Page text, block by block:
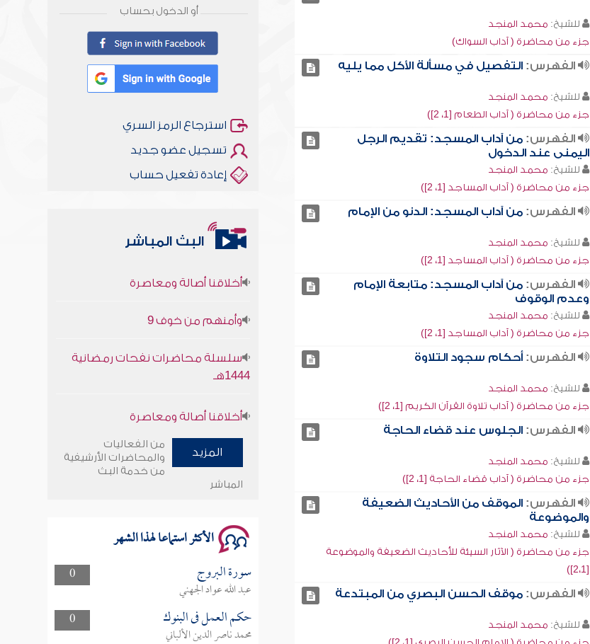
للشيخ: محمد المنجد
جزء من محاضرة ( آداب السواك)
الفهرس: التفصيل في مسألة الأكل مما يليه
للشيخ: محمد المنجد
جزء من محاضرة ( آداب الطعام [1، 2])
الفهرس: من آداب المسجد: تقديم الرجل
اليمنى عند الدخول
للشيخ: محمد المنجد
جزء من محاضرة ( آداب المساجد [1، 2])
الفهرس: من آداب المسجد: الدنو من الإمام
للشيخ: محمد المنجد
جزء من محاضرة ( آداب المساجد [1، 2])
الفهرس: من آداب المسجد: متابعة الإمام
وعدم الوقوف
للشيخ: محمد المنجد
جزء من محاضرة ( آداب المساجد [1، 2])
الفهرس: أحكام سجود التلاوة
للشيخ: محمد المنجد
جزء من محاضرة ( آداب تلاوة القرآن الكريم [1، 2])
الفهرس: الجلوس عند قضاء الحاجة
للشيخ: محمد المنجد
جزء من محاضرة ( آداب قضاء الحاجة [1، 2])
الفهرس: الموقف من الأحاديث الضعيفة
والموضوعة
للشيخ: محمد المنجد
جزء من محاضرة ( الآثار السيئة للأحاديث الضعيفة والموضوعة
[2،1])
الفهرس: موقف الحسن البصري من المبتدعة
للشيخ: محمد المنجد
أو الدخول بحساب
استرجاع الرمز السري
تسجيل عضو جديد
إعادة تفعيل حساب
البث المباشر
1444هـ
سلسلة محاضرات نفحات رمضانية
1444هـ
المزيد
من الفعاليات
والمحاضرات الأرشيفية
من خدمة البث
المباشر
الأكثر استماعا لهذا الشهر
0 سورة البروج
عبد الله عواد الجهني
0
حكم العمل فى البنوك
محمد ناصر الدين الألباني